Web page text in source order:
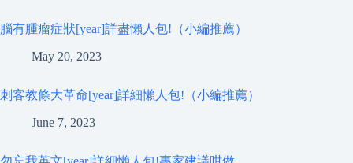
腦有腫瘤症狀[year]詳盡懶人包!（小編推薦）
May 20, 2023
刺客教條大革命[year]詳細懶人包!（小編推薦）
June 7, 2023